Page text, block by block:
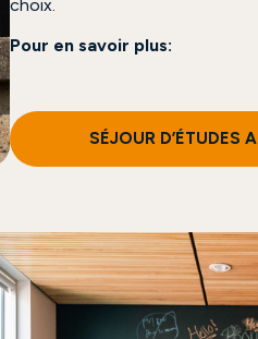
choix.
Pour en savoir plus:
SÉJOUR D’ÉTUDES